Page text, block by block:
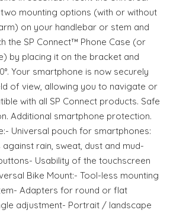
mounting options (with or without
on your handlebar or stem and
the SP Connect™ Phone Case (or
by placing it on the bracket and
Your smartphone is now securely
of view, allowing you to navigate or
with all SP Connect products. Safe
Additional smartphone protection.
Universal pouch for smartphones:
rain, sweat, dust and mud-
Usability of the touchscreen
Bike Mount:- Tool-less mounting
Adapters for round or flat
adjustment- Portrait / landscape